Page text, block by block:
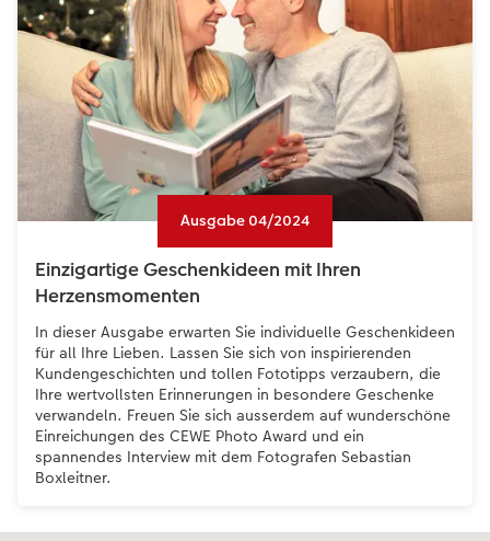
Ausgabe 04/2024
Einzigartige Geschenkideen mit Ihren
Herzensmomenten
In dieser Ausgabe erwarten Sie individuelle Geschenkideen
für all Ihre Lieben. Lassen Sie sich von inspirierenden
Kundengeschichten und tollen Fototipps verzaubern, die
Ihre wertvollsten Erinnerungen in besondere Geschenke
verwandeln. Freuen Sie sich ausserdem auf wunderschöne
Einreichungen des CEWE Photo Award und ein
spannendes Interview mit dem Fotografen Sebastian
Boxleitner.